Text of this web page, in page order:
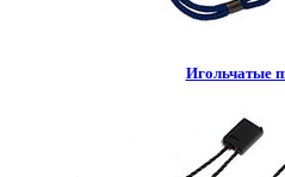
Игольчатые